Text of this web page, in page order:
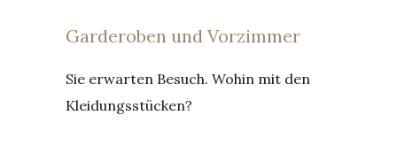
Garderoben und Vorzimmer
Sie erwarten Besuch. Wohin mit den
Kleidungsstücken?